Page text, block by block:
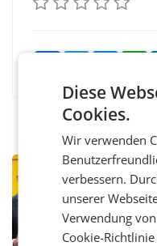
ersten
WIEN
ersten
Diese
Cookies.
Wir verwenden
verbessern.
unserer
Verwendung
Cookie-